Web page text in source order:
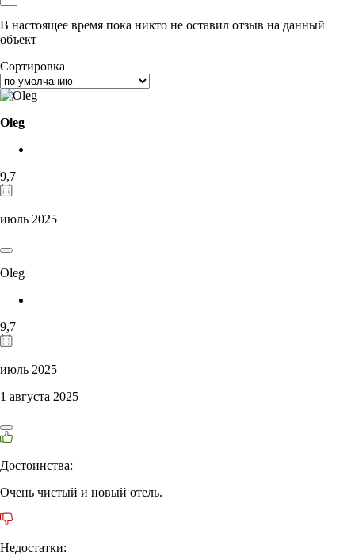
В настоящее время пока никто не оставил отзыв на данный
объект
Сортировка
Oleg
9,7
июль 2025
Oleg
9,7
июль 2025
1 августа 2025
Достоинства:
Очень чистый и новый отель.
Недостатки: